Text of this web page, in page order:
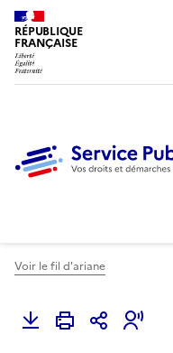
RÉPUBLIQUE
FRANÇAISE
Voir le fil d'ariane